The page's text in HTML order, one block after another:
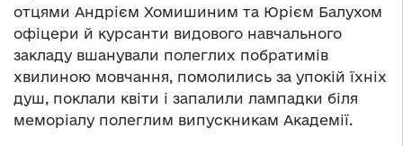
отцями Андрієм Хомишиним та Юрієм Балухом
офіцери й курсанти видового навчального
закладу вшанували полеглих побратимів
хвилиною мовчання, помолились за упокій їхніх
душ, поклали квіти і запалили лампадки біля
меморіалу полеглим випускникам Академії.